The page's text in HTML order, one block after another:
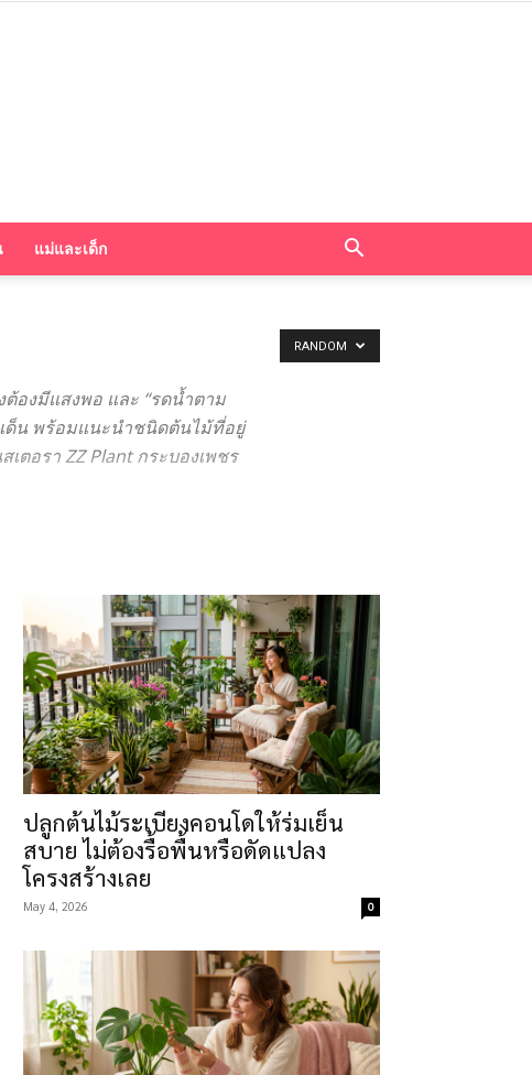
แม่และเด็ก
องมีแสงพอ และ “รดน้ำตาม
เด็น พร้อมแนะนำชนิดต้นไม้ที่อยู่
ตอรา ZZ Plant กระบองเพชร
าศไทย ไม่ใช่บทความที่แปล
มชื้น และแมลงในบริบทบ้านใน
ยและรดน้ำ, การป้องกันแมลง
รัวในกระถาง และต้นไม้ฟอก
ว ดินผสมในถุงที่ราคาดีแต่
ไม่ครบครันเสียอีก
ง cheerbuy.co เพื่อให้คุณเริ่ม
RANDOM
ปลูกต้นไม้ระเบียงคอนโดให้ร่มเย็น
สบาย ไม่ต้องรื้อพื้นหรือดัดแปลง
โครงสร้างเลย
May 4, 2026 0